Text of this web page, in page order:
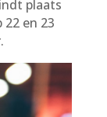
plaats
22 en 23